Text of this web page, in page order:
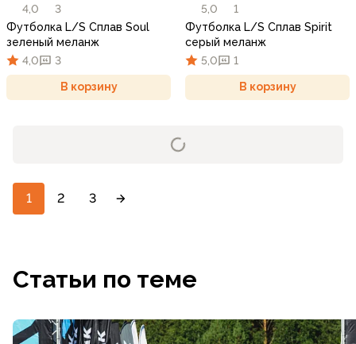
4,0
3
Футболка L/S Сплав Soul
зеленый меланж
4,0
3
В корзину
5,0
1
Футболка L/S Сплав Spirit
серый меланж
5,0
1
В корзину